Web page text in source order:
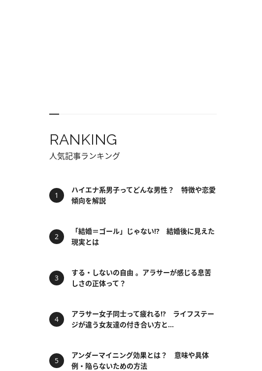
RANKING
人気記事ランキング
ハイエナ系男子ってどんな男性？ 特徴や恋愛
傾向を解説
「結婚＝ゴール」じゃない⁉ 結婚後に見えた
現実とは
する・しないの自由 。アラサーが感じる息苦
しさの正体って？
アラサー女子同士って疲れる⁉ ライフステー
ジが違う女友達の付き合い方と...
アンダーマイニング効果とは？ 意味や具体
例・陥らないための方法